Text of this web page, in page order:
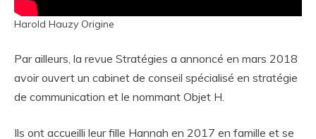
Harold Hauzy Origine
Par ailleurs, la revue Stratégies a annoncé en mars 2018
avoir ouvert un cabinet de conseil spécialisé en stratégie
de communication et le nommant Objet H.
Ils ont accueilli leur fille Hannah en 2017 en famille et se